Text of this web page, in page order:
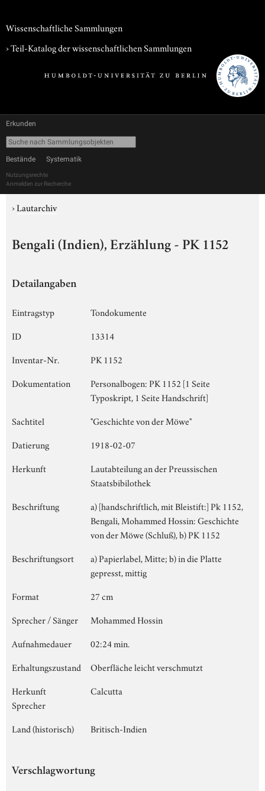
Wissenschaftliche Sammlungen
› Teil-Katalog der wissenschaftlichen Sammlungen
Erkunden
Bestände Systematik
Nutzungsrechte
Anmelden zur Recherche
›Lautarchiv
Bengali (Indien), Erzählung - PK 1152
Detailangaben
Eintragstyp
Tondokumente
ID
13314
Inventar-Nr.
PK 1152
Dokumentation
Personalbogen: PK 1152 [1 Seite
Typoskript, 1 Seite Handschrift]
Sachtitel
"Geschichte von der Möwe"
Datierung
1918-02-07
Herkunft
Lautabteilung an der Preussischen
Staatsbibilothek
Beschriftung
a) [handschriftlich, mit Bleistift:] Pk 1152,
Bengali, Mohammed Hossin: Geschichte
von der Möwe (Schluß), b) PK 1152
Beschriftungsort
a) Papierlabel, Mitte; b) in die Platte
gepresst, mittig
Format
27 cm
Sprecher / Sänger
Mohammed Hossin
Aufnahmedauer
02:24 min.
Erhaltungszustand
Oberfläche leicht verschmutzt
Herkunft
Sprecher
Calcutta
Land (historisch) Britisch-Indien
Verschlagwortung